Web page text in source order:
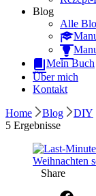
Blog
Alle
Mein Buch
Über mich
Kontakt
Home Blog
DIY
5 Ergebnisse
Share